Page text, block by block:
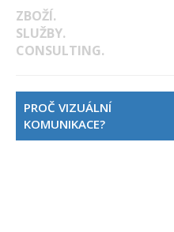
ZBOŽÍ.
SLUŽBY.
CONSULTING.
PROČ VIZUÁLNÍ
KOMUNIKACE?